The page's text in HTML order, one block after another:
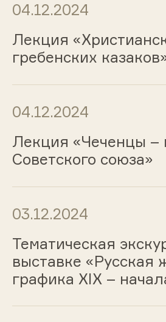
04.12.2024
Лекция
гребенских
04.12.2024
Лекция «Чеченцы –
Советского союза»
03.12.2024
Тематическая
выставке «Русская
графика ХIХ –